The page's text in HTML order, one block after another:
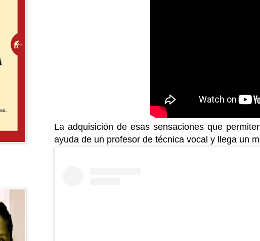
La adquisición de esas sensaciones que
ayuda de un profesor de técnica vocal y llega un